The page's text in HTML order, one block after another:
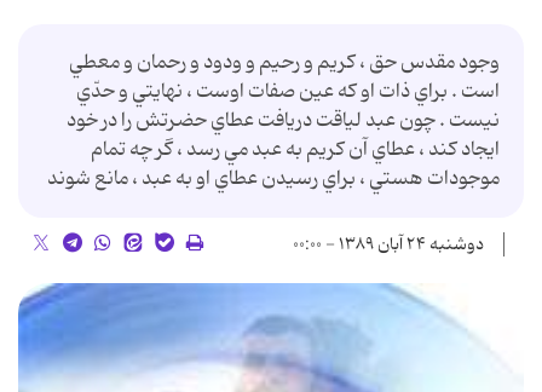
وجود مقدس حق ، کريم و رحيم و ودود و رحمان و معطي
است . براي ذات او که عين صفات اوست ، نهايتي و حدّي
نيست . چون عبد لياقت دريافت عطاي حضرتش را در خود
ايجاد کند ، عطاي آن کريم به عبد مي رسد ، گر چه تمام
موجودات هستي ، براي رسيدن عطاي او به عبد ، مانع شوند
دوشنبه ۲۴ آبان ۱۳۸۹ - ۰۰:۰۰